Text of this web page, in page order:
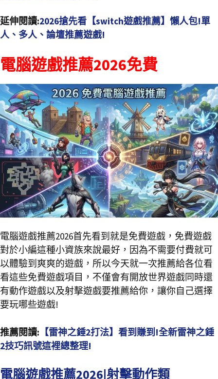
延伸閱讀:2026搶先看【switch遊戲推薦】懶人包!單
人、多人、論壇推薦遊戲!
電腦遊戲推薦2026免費
電腦遊戲推薦2026首先看到就是免費遊戲，免費遊戲
對於小編這種小資族來說最好，因為不需要付費就可
以體驗到爽爽的遊戲，所以今天就一次推薦給各位看
看這些免費遊戲項目，不僅會有開放世界遊戲同時還
有動作遊戲以及射擊遊戲要推薦給你，讓你自己選擇
要玩哪些遊戲!
推薦閱讀: 【雷神之錘2打法】看到賺到!全新雷神之錘
2技巧訊號這裡總整理!
電腦遊戲推薦2026|射擊動作類